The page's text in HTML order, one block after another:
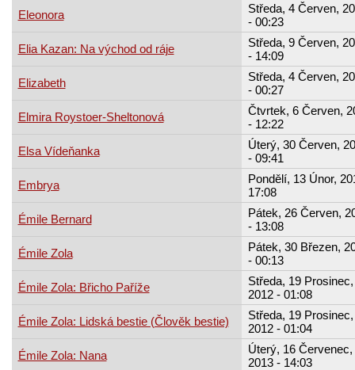
Eleonora
Středa, 4 Červen,
- 00:23
Elia Kazan: Na východ od ráje
Středa, 9 Červen,
- 14:09
Elizabeth
Středa, 4 Červen,
- 00:27
Elmira Roystoer-Sheltonová
Čtvrtek, 6 Červen,
- 12:22
Elsa Vídeňanka
Úterý, 30 Červen,
- 09:41
Embrya
Pondělí, 13 Únor,
17:08
Émile Bernard
Pátek, 26 Červen,
- 13:08
Émile Zola
Pátek, 30 Březen,
- 00:13
Émile Zola: Břicho Paříže
Středa, 19 Prosinec,
2012 - 01:08
Émile Zola: Lidská bestie (Člověk bestie)
Středa, 19 Prosinec,
2012 - 01:04
Émile Zola: Nana
Úterý, 16 Červenec,
2013 - 14:03